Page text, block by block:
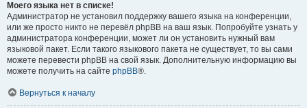
Моего языка нет в списке!
Администратор не установил поддержку вашего языка на конференции,
или же просто никто не перевёл phpBB на ваш язык. Попробуйте узнать у
администратора конференции, может ли он установить нужный вам
языковой пакет. Если такого языкового пакета не существует, то вы сами
можете перевести phpBB на свой язык. Дополнительную информацию вы
можете получить на сайте phpBB®.
Вернуться к началу